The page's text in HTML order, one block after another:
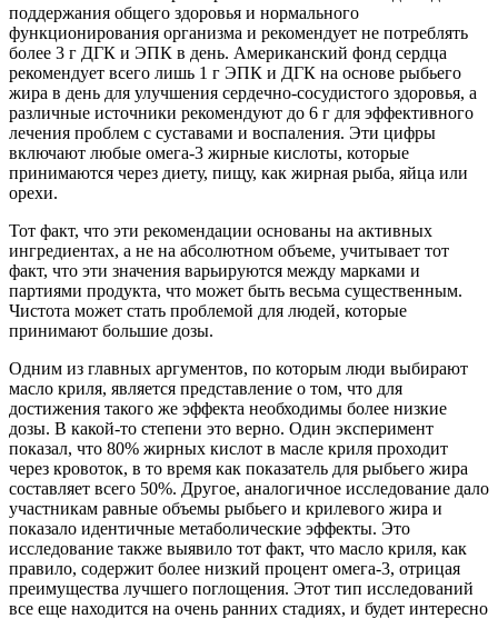
поддержания общего здоровья и нормального
функционирования организма и рекомендует не потреблять
более 3 г ДГК и ЭПК в день. Американский фонд сердца
рекомендует всего лишь 1 г ЭПК и ДГК на основе рыбьего
жира в день для улучшения сердечно-сосудистого здоровья, а
различные источники рекомендуют до 6 г для эффективного
лечения проблем с суставами и воспаления. Эти цифры
включают любые омега-3 жирные кислоты, которые
принимаются через диету, пищу, как жирная рыба, яйца или
орехи.
Тот факт, что эти рекомендации основаны на активных
ингредиентах, а не на абсолютном объеме, учитывает тот
факт, что эти значения варьируются между марками и
партиями продукта, что может быть весьма существенным.
Чистота может стать проблемой для людей, которые
принимают большие дозы.
Одним из главных аргументов, по которым люди выбирают
масло криля, является представление о том, что для
достижения такого же эффекта необходимы более низкие
дозы. В какой-то степени это верно. Один эксперимент
показал, что 80% жирных кислот в масле криля проходит
через кровоток, в то время как показатель для рыбьего жира
составляет всего 50%. Другое, аналогичное исследование дало
участникам равные объемы рыбьего и крилевого жира и
показало идентичные метаболические эффекты. Это
исследование также выявило тот факт, что масло криля, как
правило, содержит более низкий процент омега-3, отрицая
преимущества лучшего поглощения. Этот тип исследований
все еще находится на очень ранних стадиях, и будет интересно